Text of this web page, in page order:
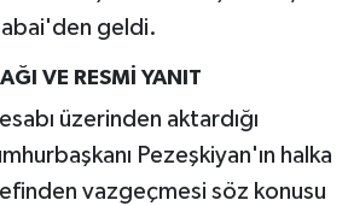
geldi.
VE RESMİ YANIT
üzerinden aktardığı
Pezeşkiyan'ın halka
vazgeçmesi söz konusu